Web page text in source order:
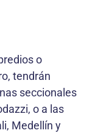
o
tendrán
seccionales
o a las
Medellín y